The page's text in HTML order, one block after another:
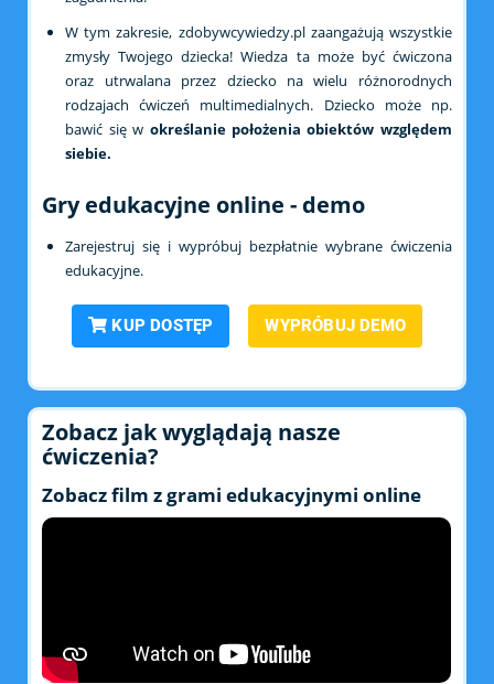
W tym zakresie, zdobywcywiedzy.pl zaangażują wszystkie
zmysły Twojego dziecka! Wiedza ta może być ćwiczona
oraz utrwalana przez dziecko na wielu różnorodnych
rodzajach ćwiczeń multimedialnych. Dziecko może np.
bawić się w określanie położenia obiektów względem
siebie.
Gry edukacyjne online - demo
Zarejestruj się i wypróbuj bezpłatnie wybrane ćwiczenia
edukacyjne.
KUP DOSTĘP WYPRÓBUJ DEMO
Zobacz jak wyglądają nasze
ćwiczenia?
Zobacz film z grami edukacyjnymi online